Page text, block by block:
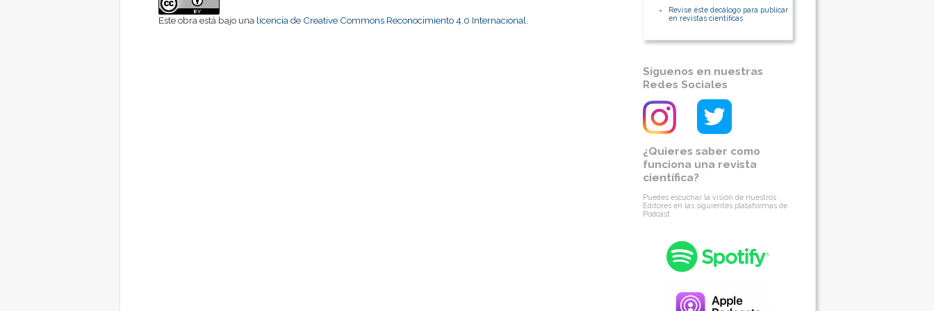
Revise éste decálogo para publicar
en revistas científicas
Síguenos en nuestras
Redes Sociales
¿Quieres saber como
funciona una revista
científica?
Puedes escuchar la visión de nuestros
Editores en las siguientes plataformas de
Podcast
Este obra está bajo una licencia de Creative Commons Reconocimiento 4.0 Internacional